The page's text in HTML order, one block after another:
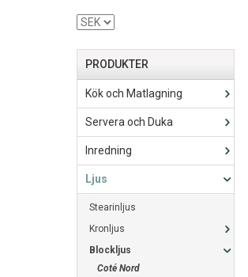
PRODUKTER
Kök och Matlagning
Servera och Duka
Inredning
Ljus
Stearinljus
Kronljus
Blockljus
Coté Nord